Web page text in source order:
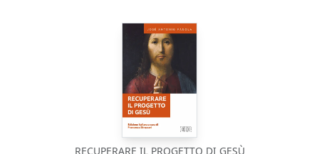
RECUPERARE IL PROGETTO DI GESÙ